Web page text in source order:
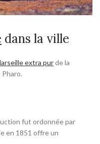
dans la ville
extra purde la
fut ordonnée par
en 1851 offre un